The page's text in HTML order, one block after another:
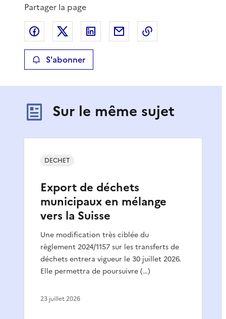
Partager la page
Partager sur Facebook
Partager sur XPartager sur LinkedIn
Partager par email
S'abonner
Sur le même sujet
Export de déchets
municipaux en mélange
vers la Suisse
Une modification très ciblée du
règlement 2024/1157 sur les transferts de
déchets entrera vigueur le 30 juillet 2026.
Elle permettra de poursuivre (…)
DECHET
23 juillet 2026